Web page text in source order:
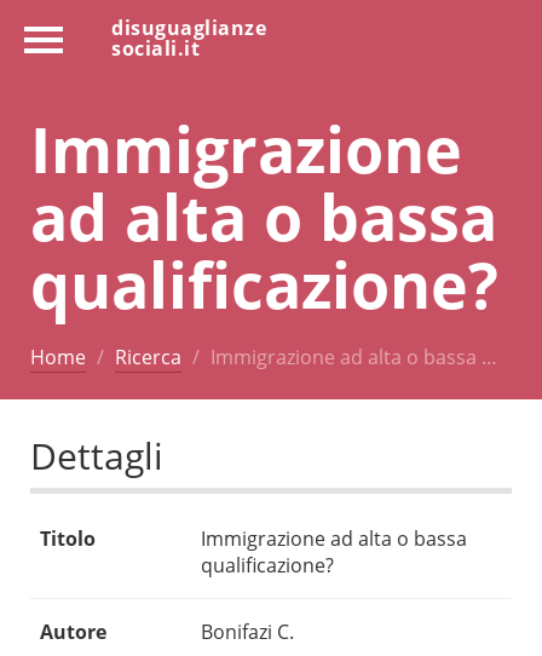
disuguaglianze
sociali.it
Immigrazione
ad alta o bassa
qualificazione?
Home Ricerca Immigrazione ad alta o bassa …
Dettagli
Titolo
Immigrazione ad alta o bassa
qualificazione?
Autore Bonifazi C.